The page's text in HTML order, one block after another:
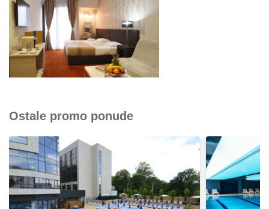
Ostale promo ponude